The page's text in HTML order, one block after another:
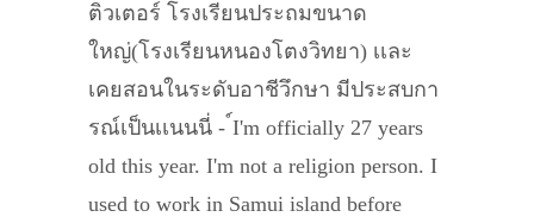
ติวเตอร์ โรงเรียนประถมขนาด
ใหญ่(โรงเรียนหนองโตงวิทยา) เเละ
เคยสอนในระดับอาชีวึกษา มีประสบกา
รณ์เป็นเเนนนี่ - ์I'm officially 27 years
old this year. I'm not a religion person. I
used to work in Samui island before